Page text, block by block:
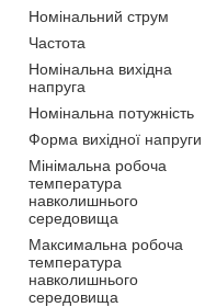
Номінальний струм
Частота
Номінальна вихідна
напруга
Номінальна потужність
Форма вихідної напруги
Мінімальна робоча
температура
навколишнього
середовища
Максимальна робоча
температура
навколишнього
середовища